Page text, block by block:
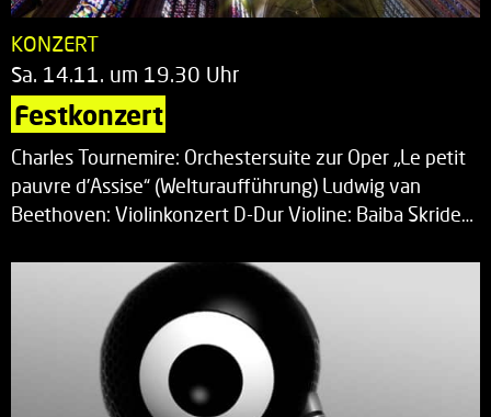
KONZERT
Sa. 14.11. um 19.30 Uhr
Festkonzert
Charles Tournemire: Orchestersuite zur Oper „Le petit
pauvre d’Assise“ (Welturaufführung) Ludwig van
Beethoven: Violinkonzert D-Dur Violine: Baiba Skride…